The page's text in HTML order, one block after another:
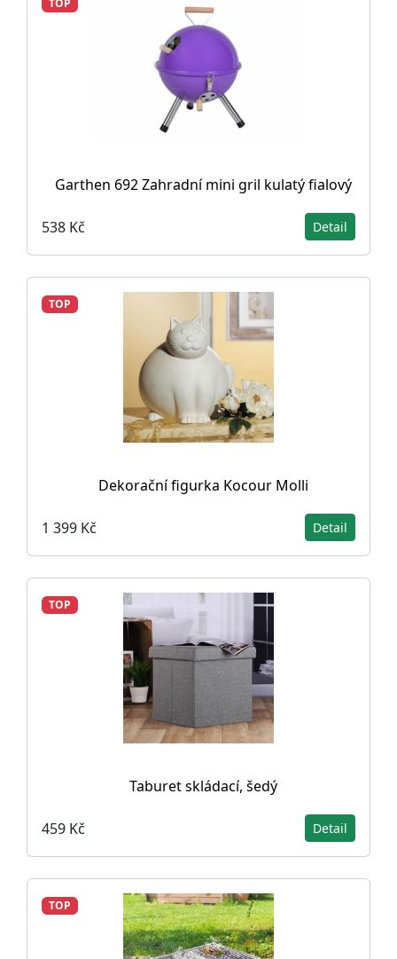
TOP
Garthen 692 Zahradní mini gril kulatý fialový
538 Kč Detail
TOP
Dekorační figurka Kocour Molli
1 399 Kč Detail
TOP
Taburet skládací, šedý
459 Kč Detail
TOP